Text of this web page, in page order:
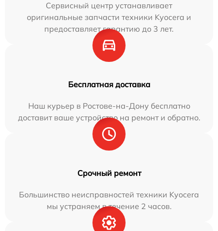
Сервисный центр устанавливает
оригинальные запчасти техники Kyocera и
предоставляет гарантию до 3 лет.
Бесплатная доставка
Наш курьер в Ростове-на-Дону бесплатно
доставит ваше устройство на ремонт и обратно.
Срочный ремонт
Большинство неисправностей техники Kyocera
мы устраняем в течение 2 часов.